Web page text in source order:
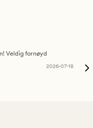
Veldig fornøyd
2026-07-18